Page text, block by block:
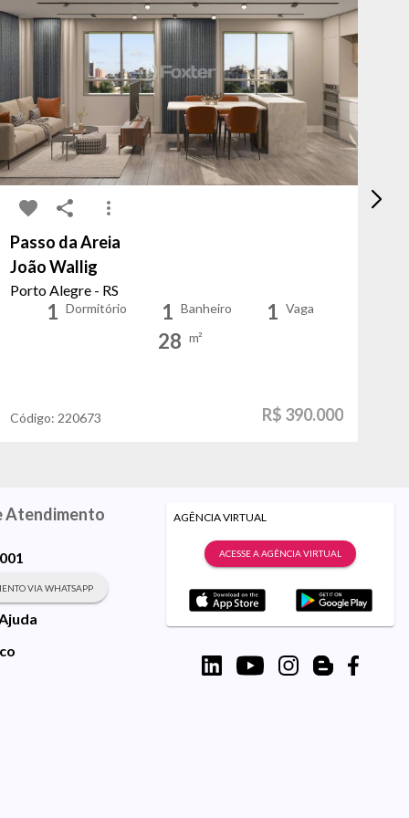
Passo da Areia
João Wallig
Porto Alegre - RS
1 Dormitório 1 Banheiro 1 Vaga
28 m²
Código: 220673 R$ 390.000
Atendimento
VIA WHATSAPP
AGÊNCIA VIRTUAL
ACESSE A AGÊNCIA VIRTUAL